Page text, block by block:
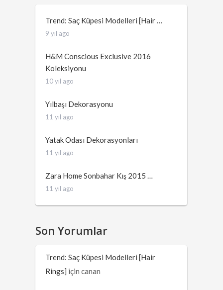
Trend: Saç Küpesi Modelleri [Hair …
9 yıl ago
H&M Conscious Exclusive 2016
Koleksiyonu
10 yıl ago
Yılbaşı Dekorasyonu
11 yıl ago
Yatak Odası Dekorasyonları
11 yıl ago
Zara Home Sonbahar Kış 2015 …
11 yıl ago
Son Yorumlar
Trend: Saç Küpesi Modelleri [Hair
Rings] içincanan